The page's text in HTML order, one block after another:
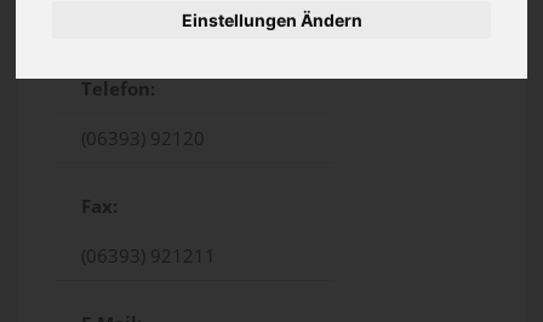
Einstellungen Ändern
Hauptstrasse 8, Schönau
Telefon:
(06393) 92120
Fax:
(06393) 921211